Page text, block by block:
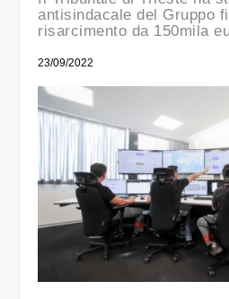
antisindacale del Gruppo
risarcimento da 150mila
23/09/2022